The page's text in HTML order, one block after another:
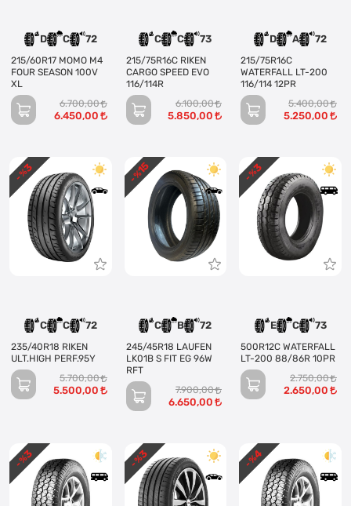
D C 72
215/60R17 MOMO M4
FOUR SEASON 100V
XL
6.700,00
6.450,00
C C 73
215/75R16C RIKEN
CARGO SPEED EVO
116/114R
6.100,00
5.850,00
D A 72
215/75R16C
WATERFALL LT-200
116/114 12PR
5.400,00
5.250,00
C C 72
235/40R18 RIKEN
ULT.HIGH PERF.95Y
5.700,00
5.500,00
- %
3
C B 72
245/45R18 LAUFEN
LK01B S FIT EG 96W
RFT
7.900,00
6.650,00
- %
15
E C 73
500R12C WATERFALL
LT-200 88/86R 10PR
2.750,00
2.650,00
- %
3
- %
3 - %
3 - %
4